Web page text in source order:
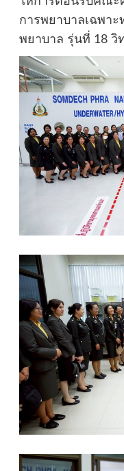
การพยาบาลเฉพาะ
พยาบาล รุ่นที่ 18 วิ